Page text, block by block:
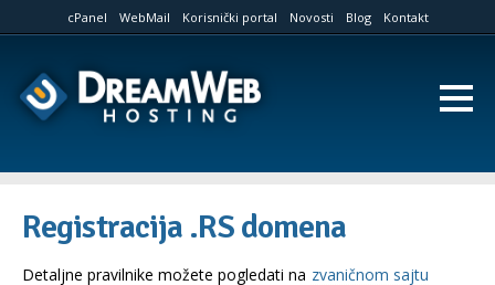
cPanel WebMail Korisnički portal Novosti Blog Kontakt
Registracija .RS domena
Detaljne pravilnike možete pogledati na zvaničnom sajtu